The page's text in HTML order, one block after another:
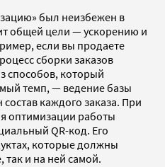
был неизбежен в
общей цели — ускорению и
если вы продаете
сборки заказов
способов, который
темп, — ведение базы
каждого заказа. При
оптимизации работы
QR-код. Его
которые должны
так и на ней самой.